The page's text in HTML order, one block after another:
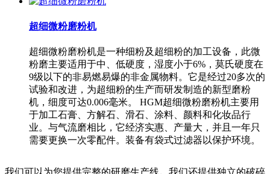
超细微粉磨粉机
超细微粉磨粉机是一种细粉及超细粉的加工设备，此微
粉磨主要适用于中、低硬度，湿度小于6%，莫氏硬度在
9级以下的非易燃易爆的非金属物料。它是经过20多次的
试验和改进，为超细粉的生产而研发制造的新型磨粉
机，细度可达0.006毫米。 HGM超细微粉磨粉机主要用
于加工石膏、方解石、滑石、涂料、颜料和化妆品行
业。与气流磨相比，它经济实惠、产量大，并且一年只
需要更换一次零配件。装备有袋式过滤器以保护环境。